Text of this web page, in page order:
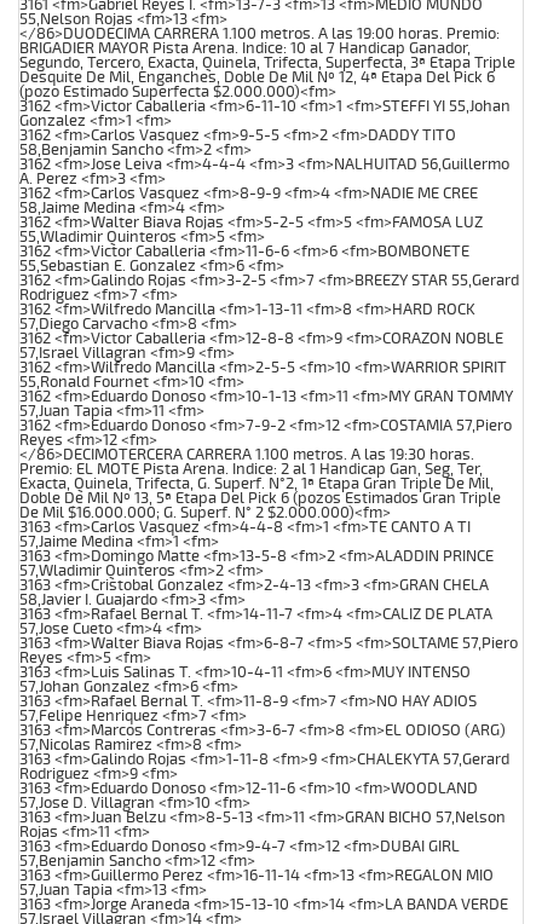
3161 <fm>Gabriel Reyes I. <fm>13-7-3 <fm>13 <fm>MEDIO MUNDO
55,Nelson Rojas <fm>13 <fm>
</86>DUODECIMA CARRERA 1.100 metros. A las 19:00 horas. Premio:
BRIGADIER MAYOR Pista Arena. Indice: 10 al 7 Handicap Ganador,
Segundo, Tercero, Exacta, Quinela, Trifecta, Superfecta, 3ª Etapa Triple
Desquite De Mil, Enganches, Doble De Mil Nº 12, 4ª Etapa Del Pick 6
(pozo Estimado Superfecta $2.000.000)<fm>
3162 <fm>Victor Caballeria <fm>6-11-10 <fm>1 <fm>STEFFI YI 55,Johan
Gonzalez <fm>1 <fm>
3162 <fm>Carlos Vasquez <fm>9-5-5 <fm>2 <fm>DADDY TITO
58,Benjamin Sancho <fm>2 <fm>
3162 <fm>Jose Leiva <fm>4-4-4 <fm>3 <fm>NALHUITAD 56,Guillermo
A. Perez <fm>3 <fm>
3162 <fm>Carlos Vasquez <fm>8-9-9 <fm>4 <fm>NADIE ME CREE
58,Jaime Medina <fm>4 <fm>
3162 <fm>Walter Biava Rojas <fm>5-2-5 <fm>5 <fm>FAMOSA LUZ
55,Wladimir Quinteros <fm>5 <fm>
3162 <fm>Victor Caballeria <fm>11-6-6 <fm>6 <fm>BOMBONETE
55,Sebastian E. Gonzalez <fm>6 <fm>
3162 <fm>Galindo Rojas <fm>3-2-5 <fm>7 <fm>BREEZY STAR 55,Gerard
Rodriguez <fm>7 <fm>
3162 <fm>Wilfredo Mancilla <fm>1-13-11 <fm>8 <fm>HARD ROCK
57,Diego Carvacho <fm>8 <fm>
3162 <fm>Victor Caballeria <fm>12-8-8 <fm>9 <fm>CORAZON NOBLE
57,Israel Villagran <fm>9 <fm>
3162 <fm>Wilfredo Mancilla <fm>2-5-5 <fm>10 <fm>WARRIOR SPIRIT
55,Ronald Fournet <fm>10 <fm>
3162 <fm>Eduardo Donoso <fm>10-1-13 <fm>11 <fm>MY GRAN TOMMY
57,Juan Tapia <fm>11 <fm>
3162 <fm>Eduardo Donoso <fm>7-9-2 <fm>12 <fm>COSTAMIA 57,Piero
Reyes <fm>12 <fm>
</86>DECIMOTERCERA CARRERA 1.100 metros. A las 19:30 horas.
Premio: EL MOTE Pista Arena. Indice: 2 al 1 Handicap Gan, Seg, Ter,
Exacta, Quinela, Trifecta, G. Superf. N°2, 1ª Etapa Gran Triple De Mil,
Doble De Mil Nº 13, 5ª Etapa Del Pick 6 (pozos Estimados Gran Triple
De Mil $16.000.000; G. Superf. N° 2 $2.000.000)<fm>
3163 <fm>Carlos Vasquez <fm>4-4-8 <fm>1 <fm>TE CANTO A TI
57,Jaime Medina <fm>1 <fm>
3163 <fm>Domingo Matte <fm>13-5-8 <fm>2 <fm>ALADDIN PRINCE
57,Wladimir Quinteros <fm>2 <fm>
3163 <fm>Cristobal Gonzalez <fm>2-4-13 <fm>3 <fm>GRAN CHELA
58,Javier I. Guajardo <fm>3 <fm>
3163 <fm>Rafael Bernal T. <fm>14-11-7 <fm>4 <fm>CALIZ DE PLATA
57,Jose Cueto <fm>4 <fm>
3163 <fm>Walter Biava Rojas <fm>6-8-7 <fm>5 <fm>SOLTAME 57,Piero
Reyes <fm>5 <fm>
3163 <fm>Luis Salinas T. <fm>10-4-11 <fm>6 <fm>MUY INTENSO
57,Johan Gonzalez <fm>6 <fm>
3163 <fm>Rafael Bernal T. <fm>11-8-9 <fm>7 <fm>NO HAY ADIOS
57,Felipe Henriquez <fm>7 <fm>
3163 <fm>Marcos Contreras <fm>3-6-7 <fm>8 <fm>EL ODIOSO (ARG)
57,Nicolas Ramirez <fm>8 <fm>
3163 <fm>Galindo Rojas <fm>1-11-8 <fm>9 <fm>CHALEKYTA 57,Gerard
Rodriguez <fm>9 <fm>
3163 <fm>Eduardo Donoso <fm>12-11-6 <fm>10 <fm>WOODLAND
57,Jose D. Villagran <fm>10 <fm>
3163 <fm>Juan Belzu <fm>8-5-13 <fm>11 <fm>GRAN BICHO 57,Nelson
Rojas <fm>11 <fm>
3163 <fm>Eduardo Donoso <fm>9-4-7 <fm>12 <fm>DUBAI GIRL
57,Benjamin Sancho <fm>12 <fm>
3163 <fm>Guillermo Perez <fm>16-11-14 <fm>13 <fm>REGALON MIO
57,Juan Tapia <fm>13 <fm>
3163 <fm>Jorge Araneda <fm>15-13-10 <fm>14 <fm>LA BANDA VERDE
57,Israel Villagran <fm>14 <fm>